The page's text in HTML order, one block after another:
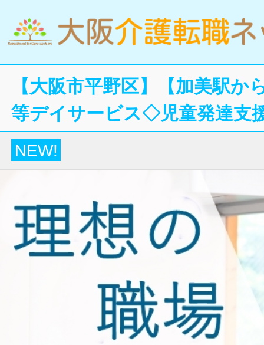
【大阪市平野区】【加美駅か
等デイサービス◇児童発達支
NEW!